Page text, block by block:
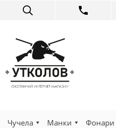
Чучела Манки Фонари